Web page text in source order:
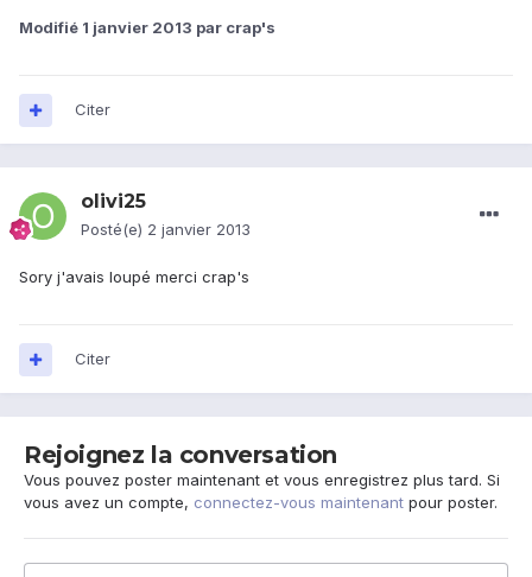
Modifié 1 janvier 2013 par crap's
Citer
olivi25
Posté(e) 2 janvier 2013
Sory j'avais loupé merci crap's
Citer
Rejoignez la conversation
Vous pouvez poster maintenant et vous enregistrez plus tard. Si
vous avez un compte, connectez-vous maintenant pour poster.